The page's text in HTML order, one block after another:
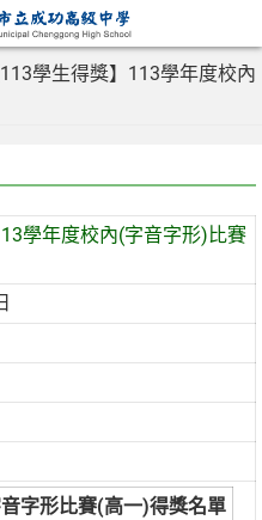
113學生得獎】113學年度校內
學年度校內(字音字形)比賽
字形比賽(高一)得獎名單